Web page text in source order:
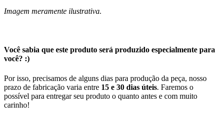
Imagem meramente ilustrativa.
Você sabia que este produto será produzido especialmente para
você? :)
Por isso, precisamos de alguns dias para produção da peça, nosso
prazo de fabricação varia entre 15 e 30 dias úteis. Faremos o
possível para entregar seu produto o quanto antes e com muito
carinho!